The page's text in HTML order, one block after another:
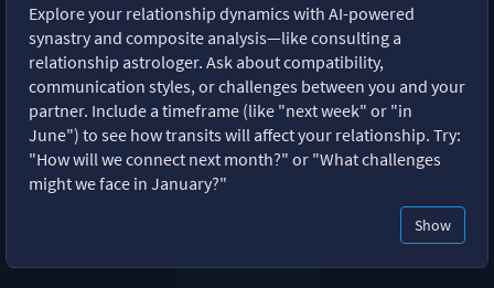
Explore your relationship dynamics with AI-powered
synastry and composite analysis—like consulting a
relationship astrologer. Ask about compatibility,
communication styles, or challenges between you and your
partner. Include a timeframe (like "next week" or "in
June") to see how transits will affect your relationship. Try:
"How will we connect next month?" or "What challenges
might we face in January?"
Show